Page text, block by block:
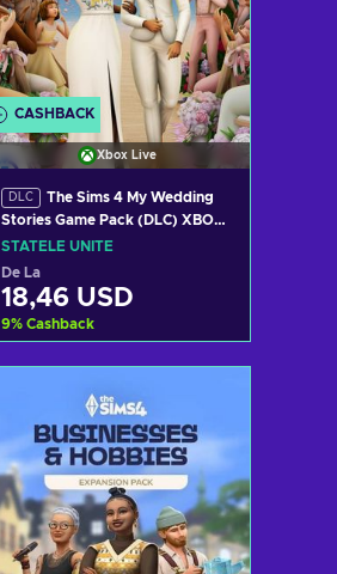
CASHBACK
Xbox Live
DLC
The Sims 4 My Wedding
Stories Game Pack (DLC) XBOX
LIVE Key UNITED STATES
STATELE UNITE
De La
18,46 USD
9% Cashback
Vezi ofertele